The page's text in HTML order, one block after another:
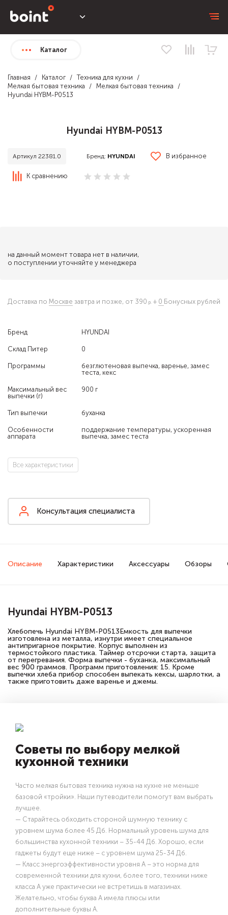
Каталог
Главная Каталог
Техника для кухни
Мелкая бытовая техника
Мелкая бытовая техника
Hyundai HYBM-P0513
Hyundai HYBM-P0513
Артикул 22381.0 Бренд: HYUNDAI В избранное
К сравнению
Бренд HYUNDAI
Склад Питер 0
Программы
безглютеновая выпечка, варенье, замес
теста, кекс
Максимальный вес
выпечки (г)
900 г
Тип выпечки буханка
Особенности
аппарата
поддержание температуры, ускоренная
выпечка, замес теста
Все характеристики
Консультация специалиста
на данный момент товара нет в наличии,
о поступлении уточняйте у менеджера
Доставка по Москве завтра и позже, от 390 + 0 Бонусных рублей
Описание Характеристики Аксессуары Обзоры
Hyundai HYBM-P0513
Хлебопечь Hyundai HYBM-P0513Емкость для выпечки
изготовлена из металла, изнутри имеет специальное
антипригарное покрытие. Корпус выполнен из
термостойкого пластика. Таймер отсрочки старта, защита
от перегревания. Форма выпечки - буханка, максимальный
вес 900 граммов. Программ приготовления: 15. Кроме
выпечки хлеба прибор способен выпекать кексы, шарлотки, а
также приготовить даже варенье и джемы.
Советы по выбору мелкой
кухонной техники
Часто мелкая бытовая техника нужна на кухне не меньше
базовой «тройки». Наши путеводители помогут вам выбрать
лучшее.
— Старайтесь обходить стороной шумную технику с
уровнем шума более 45 Дб. Нормальный уровень шума для
большинства кухонной техники – 35-44 Дб. Хорошо, если
гаджеты будут еще ниже – с уровнем шума 25-34 Дб.
— Класс энергоэффективности уровня А – это норма для
современной техники для кухни, более того, техники ниже
класса А уже практически не встретишь в магазинах.
Желательно, чтобы буква А имела плюсы или
дополнительные буквы А.